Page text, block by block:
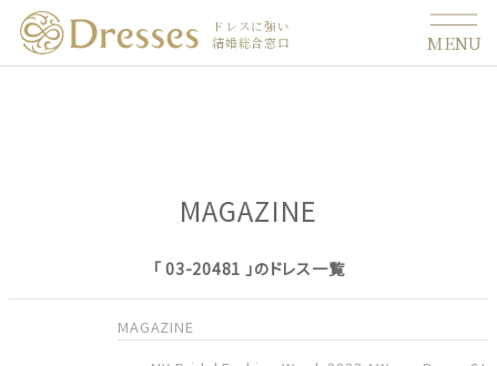
ドレスに強い
結婚総合窓口
MENU
MAGAZINE
「 03-20481 」のドレス一覧
MAGAZINE